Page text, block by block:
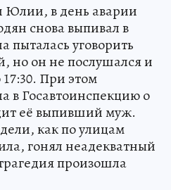
Юлии, в день аварии
снова выпивал в
пыталась уговорить
но он не послушался и
При этом
Госавтоинспекцию о
её выпивший муж.
как по улицам
гонял неадекватный
произошла